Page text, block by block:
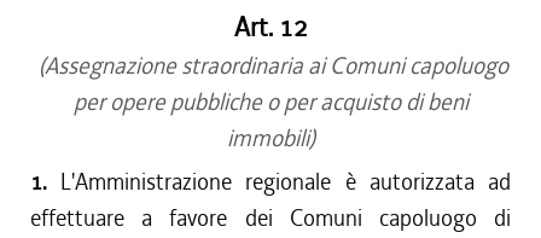
Art. 12
(Assegnazione straordinaria ai Comuni capoluogo
per opere pubbliche o per acquisto di beni
immobili)
1. L'Amministrazione regionale è autorizzata ad
effettuare a favore dei Comuni capoluogo di